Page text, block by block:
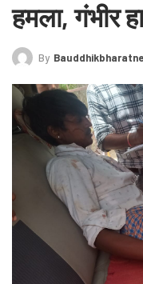
हमला, गंभीर
By Bauddhikbharatnews@gmail.com